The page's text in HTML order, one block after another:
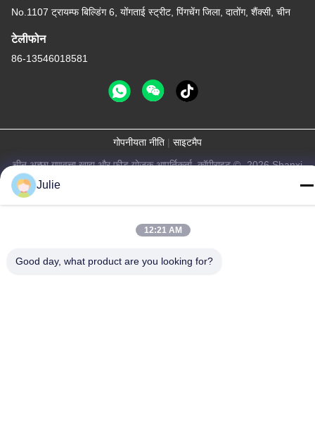
No.1107 ट्रायम्फ बिल्डिंग 6, योंगताई स्ट्रीट, पिंगचेंग जिला, दातोंग, शैंक्सी, चीन
टेलीफोन
86-13546018581
गोपनीयता नीति | साइटमैप
चीन अच्छा गुणवत्ता खाद्य और फ़ीड योजक आपूर्तिकर्ता. कॉपीराइट © -2026 Shanxi
Zorui Biotechnology Co., Ltd. . सब सभी अधिकार सुरक्षित.
Julie
12:21 AM
Good day, what product are you looking for?